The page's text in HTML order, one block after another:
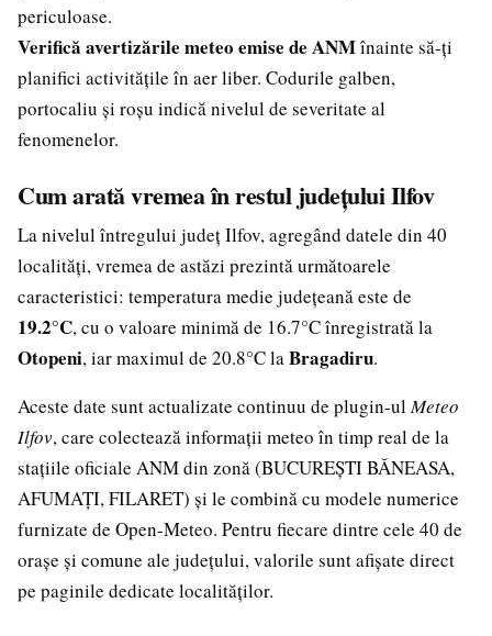
periculoase.
Verifică avertizările meteo emise de ANMînainte să-ți
planifici activitățile în aer liber. Codurile galben,
portocaliu și roșu indică nivelul de severitate al
fenomenelor.
Cum arată vremea în restul județului Ilfov
La nivelul întregului județ Ilfov, agregând datele din 40
localități, vremea de astăzi prezintă următoarele
caracteristici: temperatura medie județeană este de
19.2°C, cu o valoare minimă de 16.7°C înregistrată la
Otopeni, iar maximul de 20.8°C laBragadiru.
Aceste date sunt actualizate continuu de plugin-ulMeteo
Ilfov, care colectează informații meteo în timp real de la
stațiile oficiale ANM din zonă (BUCUREȘTI BĂNEASA,
AFUMAȚI, FILARET) și le combină cu modele numerice
furnizate de Open-Meteo. Pentru fiecare dintre cele 40 de
orașe și comune ale județului, valorile sunt afișate direct
pe paginile dedicate localităților.